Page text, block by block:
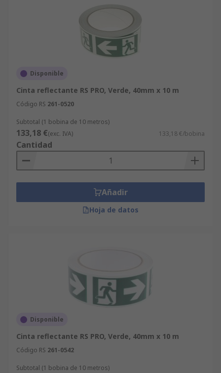
Disponible
Cinta reflectante RS PRO, Verde, 40mm x 10 m
Código RS 261-0520
Subtotal (1 bobina de 10 metros)
133,18 €(exc. IVA) 133,18 €/bobina
Cantidad
Añadir
Hoja de datos
Disponible
Cinta reflectante RS PRO, Verde, 40mm x 10 m
Código RS 261-0542
Subtotal (1 bobina de 10 metros)